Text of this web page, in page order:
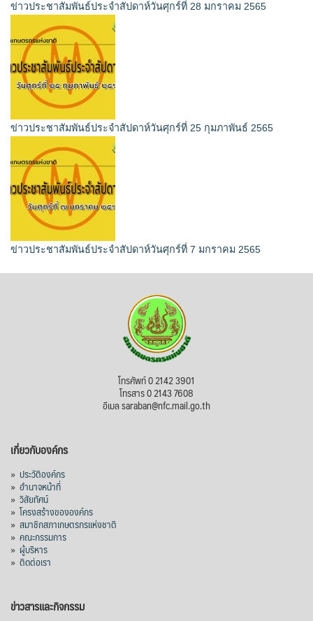
ข่าวประชาสัมพันธ์ประจำสัปดาห์วันศุกร์ที่ 28 มกราคม 2565
ข่าวประชาสัมพันธ์ประจำสัปดาห์วันศุกร์ที่ 25 กุมภาพันธ์ 2565
ข่าวประชาสัมพันธ์ประจำสัปดาห์วันศุกร์ที่ 7 มกราคม 2565
โทรศัพท์ 0 2142 3901
โทรสาร 0 2143 7608
อีเมล saraban@nfc.mail.go.th
เกี่ยวกับองค์กร
» ประวัติองค์กร
» อำนาจหน้าที่
» วิสัยทัศน์
» โครงสร้างขององค์กร
» สมาชิกสภาเกษตรกรแห่งชาติ
» คณะกรรมการ
» ผู้บริหาร
» ติดต่อเรา
ข่าวสารและกิจกรรม